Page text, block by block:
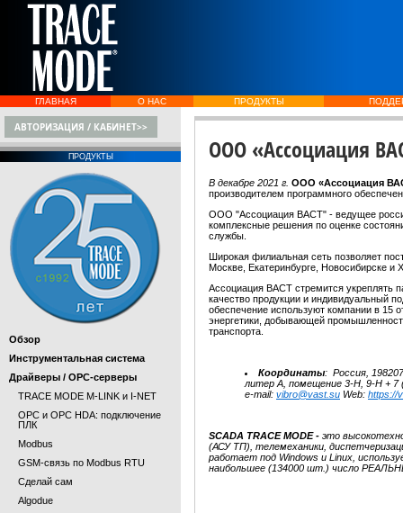
ГЛАВНАЯ О НАС ПРОДУКТЫ
АВТОРИЗАЦИЯ / КАБИНЕТ>>
ПРОДУКТЫ
Обзор
Инструментальная система
Драйверы / OPC-серверы
TRACE MODE M-LINK и I-NET
OPC и OPC HDA: подключение
ПЛК
Modbus
GSM-связь по Modbus RTU
Сделай сам
Algodue
ООО «Ассоциация
В декабре 2021 г. ООО «Ассоциация
производителем программного
ООО "Ассоциация ВАСТ" - ведущее
комплексные решения по оценке
службы.
Широкая филиальная сеть позволяет
Москве, Екатеринбурге, Новосибирске и
Ассоциация ВАСТ стремится укреплять
качество продукции и индивидуальный
обеспечение используют компании в 15
энергетики, добывающей
транспорта.
Координаты: Россия,
литер А, помещение 3-Н, 9-Н + 7
e-mail: vibro@vast.su Web: https://
SCADA TRACE MODE - это
(АСУ ТП), телемеханики,
работает под Windows и Linux,
наибольшее (134000 шт.) число